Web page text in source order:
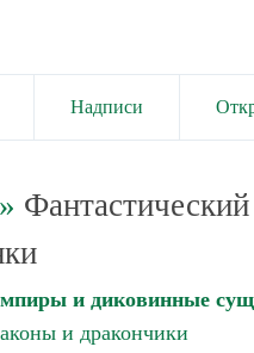
Надписи
»
и диковинные
и дракончики